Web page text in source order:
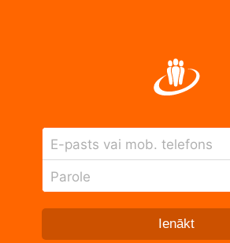
E-pasts vai mob. telefons
Parole
Ienākt